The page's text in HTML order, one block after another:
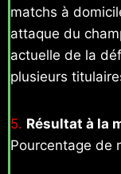
matchs à
attaque du
actuelle de la
plusieurs
5. Résultat à la
Pourcentage de